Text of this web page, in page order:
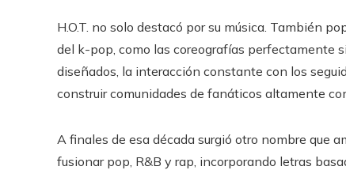
H.O.T. no solo destacó por su música. También
del k-pop, como las coreografías perfectamente
diseñados, la interacción constante con los
construir comunidades de fanáticos altamente
A finales de esa década surgió otro nombre que
fusionar pop, R&B y rap, incorporando letras